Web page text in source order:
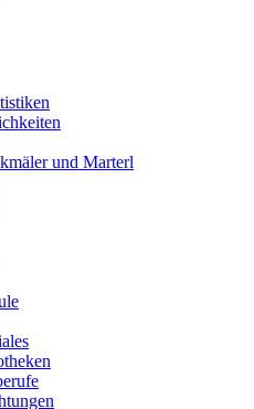
und Marterl